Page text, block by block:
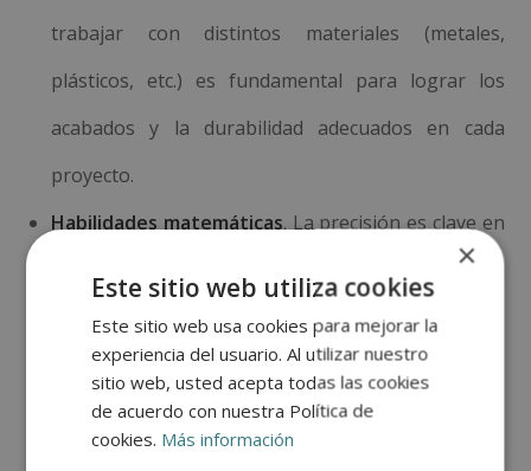
trabajar con distintos materiales (metales,
plásticos, etc.) es fundamental para lograr los
acabados y la durabilidad adecuados en cada
proyecto.
Habilidades matemáticas. La precisión es clave en
esta profesión, y para eso es necesario tener un
buen dominio de matemáticas aplicadas,
especialmente geometría y trigonometría.
Uso de maquinaria CNC. La mayoría de las
×
Este sitio web utiliza cookies
Este sitio web usa cookies para mejorar la
experiencia del usuario. Al utilizar nuestro
sitio web, usted acepta todas las cookies
de acuerdo con nuestra Política de
cookies. Más información